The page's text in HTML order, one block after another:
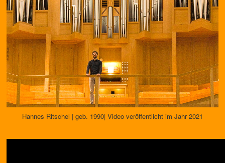
Hannes Ritschel | geb. 1990| Video veröffentlicht im Jahr 2021